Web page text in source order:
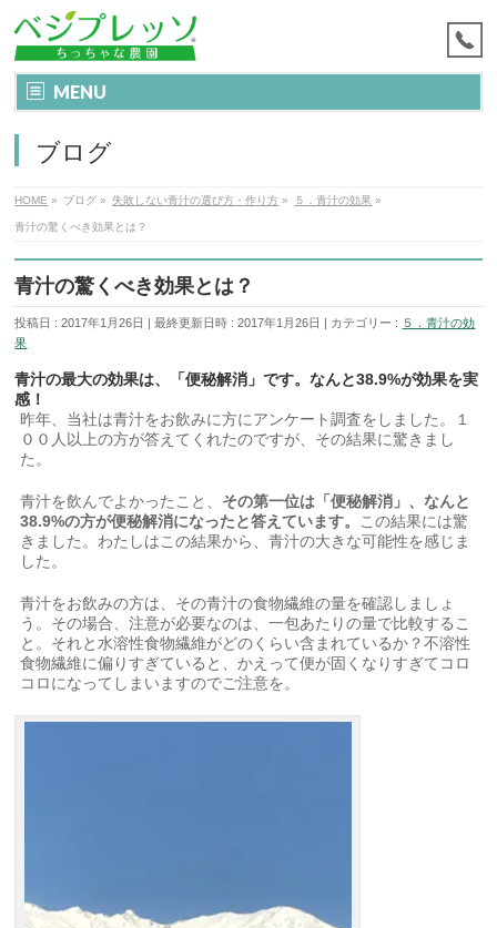
MENU
ブログ
HOME » ブログ » 失敗しない青汁の選び方・作り方 » ５．青汁の効果 »
青汁の驚くべき効果とは？
青汁の驚くべき効果とは？
投稿日 : 2017年1月26日 最終更新日時 : 2017年1月26日 カテゴリー : ５．青汁の効
果
青汁の最大の効果は、「便秘解消」です。なんと38.9%が効果を実
感！
昨年、当社は青汁をお飲みに方にアンケート調査をしました。１
００人以上の方が答えてくれたのですが、その結果に驚きまし
た。
青汁を飲んでよかったこと、 その第一位は「便秘解消」、なんと
38.9%の方が便秘解消になったと答えています。 この結果には驚
きました。わたしはこの結果から、青汁の大きな可能性を感じま
した。
青汁をお飲みの方は、その青汁の食物繊維の量を確認しましょ
う。その場合、注意が必要なのは、一包あたりの量で比較するこ
と。それと水溶性食物繊維がどのくらい含まれているか？不溶性
食物繊維に偏りすぎていると、かえって便が固くなりすぎてコロ
コロになってしまいますのでご注意を。